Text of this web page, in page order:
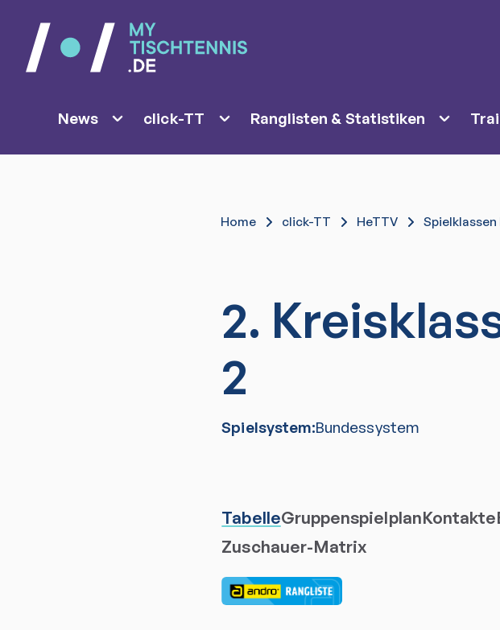
News click-TT Ranglisten & Statistiken
Home click-TT HeTTV Spielklassen
2.
2
Spielsystem:Bundessystem
TabelleGruppenspielplanKontakte
Zuschauer-Matrix